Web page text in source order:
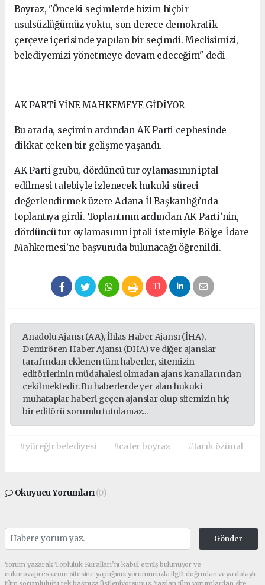
Boyraz, "Önceki seçimlerde bizim hiçbir
usulsüzlüğümüz yoktu, son derece demokratik
çerçeve içerisinde yapılan bir seçimdi. Meclisimizi,
belediyemizi yönetmeye devam edeceğim" dedi
AK PARTİ YİNE MAHKEMEYE GİDİYOR
Bu arada, seçimin ardından AK Parti cephesinde
dikkat çeken bir gelişme yaşandı.
AK Parti grubu, dördüncü tur oylamasının iptal
edilmesi talebiyle izlenecek hukuki süreci
değerlendirmek üzere Adana İl Başkanlığı’nda
toplantıya girdi. Toplantının ardından AK Parti’nin,
dördüncü tur oylamasının iptali istemiyle Bölge İdare
Mahkemesi’ne başvuruda bulunacağı öğrenildi.
Anadolu Ajansı (AA), İhlas Haber Ajansı (İHA),
Demirören Haber Ajansı (DHA) ve diğer ajanslar
tarafından eklenen tüm haberler, sitemizin
editörlerinin müdahalesi olmadan ajans kanallarından
çekilmektedir. Bu haberlerde yer alan hukuki
muhataplar haberi geçen ajanslar olup sitemizin hiç
bir editörü sorumlu tutulamaz...
#yüreğir belediyesi #cafer boyraz #tarık özünal
Okuyucu Yorumları(0)
Gönder
Yorum yazarak Topluluk Kuralları’nı kabul etmiş bulunuyor ve
cukurovapress.com sitesine yaptığınız yorumunuzla ilgili doğrudan veya dolaylı
tüm sorumluluğu tek başınıza üstleniyorsunuz. Yazılan tüm yorumlardan site